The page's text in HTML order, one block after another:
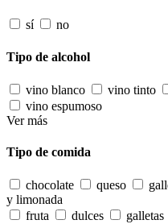
sí no
Tipo de alcohol
vino blanco vino tinto
vino espumoso
Ver más
Tipo de comida
chocolate queso
y limonada
fruta
dulces galletas